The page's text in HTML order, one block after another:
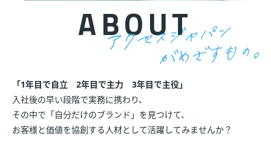
ABOUT
「1年目で自立 2年目で主力 3年目で主役」
入社後の早い段階で実務に携わり、
その中で「自分だけのブランド」を見つけて、
お客様と価値を協創する人材として活躍してみませんか？